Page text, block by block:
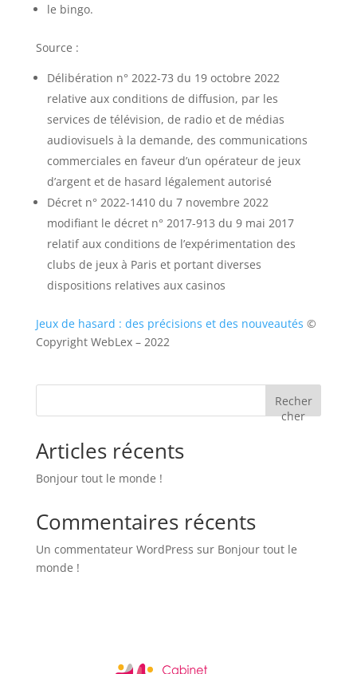
le bingo.
Source :
Délibération n° 2022-73 du 19 octobre 2022
relative aux conditions de diffusion, par les
services de télévision, de radio et de médias
audiovisuels à la demande, des communications
commerciales en faveur d’un opérateur de jeux
d’argent et de hasard légalement autorisé
Décret n° 2022-1410 du 7 novembre 2022
modifiant le décret n° 2017-913 du 9 mai 2017
relatif aux conditions de l’expérimentation des
clubs de jeux à Paris et portant diverses
dispositions relatives aux casinos
Jeux de hasard : des précisions et des nouveautés ©
Copyright WebLex – 2022
Recher
cher
Articles récents
Bonjour tout le monde !
Commentaires récents
Un commentateur WordPress sur Bonjour tout le
monde !